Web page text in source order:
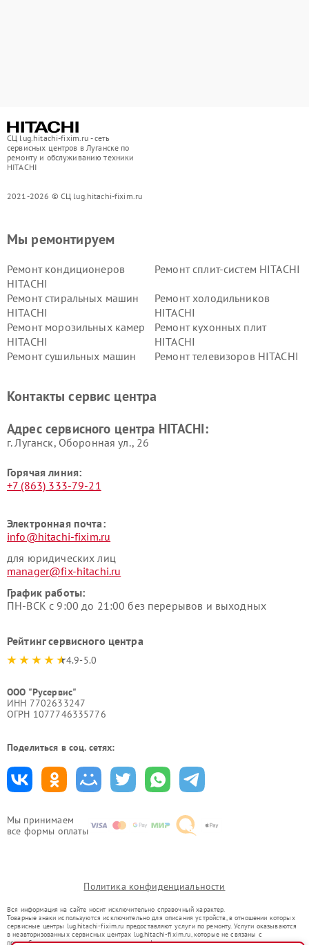
СЦ lug.hitachi-fixim.ru - сеть
сервисных центров в Луганске по
ремонту и обслуживанию техники
HITACHI
2021-2026 © СЦ lug.hitachi-fixim.ru
Мы принимаем
все формы оплаты
Мы ремонтируем
Ремонт кондиционеров
HITACHI
Ремонт сплит-систем HITACHI
Ремонт стиральных машин
HITACHI
Ремонт холодильников
HITACHI
Ремонт морозильных камер
HITACHI
Ремонт кухонных плит
HITACHI
Ремонт сушильных машин
Ремонт телевизоров HITACHI
данных HITACHI
HITACHI
HITACHI
HITACHI
Контакты сервис центра
Адрес сервисного центра HITACHI:
г. Луганск, Оборонная ул., 26
Горячая линия:
+7 (863) 333-79-21
Электронная почта:
info@hitachi-fixim.ru
для юридических лиц
manager@fix-hitachi.ru
График работы:
ПН-ВСК с 9:00 до 21:00 без перерывов и выходных
Рейтинг сервисного центра
4.9-5.0
ООО "Русервис"
ИНН 7702633247
ОГРН 1077746335776
Поделиться в соц. сетях:
Политика конфиденциальности
Вся информация на сайте носит исключительно справочный характер.
Товарные знаки используются исключительно для описания устройств, в отношении которых
сервисные центры lug.hitachi-fixim.ru предоставляют услуги по ремонту. Услуги оказываются
в неавторизованных сервисных центрах lug.hitachi-fixim.ru, которые не связаны с
правообладателями товарных знаков или их официальными представителями.